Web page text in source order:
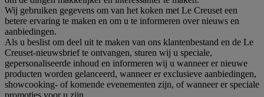
Wij gebruiken gegevens om van het koken met Le Creuset een
betere ervaring te maken en om u te informeren over nieuws en
aanbiedingen.
Als u beslist om deel uit te maken van ons klantenbestand en de Le
Creuset-nieuwsbrief te ontvangen, sturen wij u speciale,
gepersonaliseerde inhoud en informeren wij u wanneer er nieuwe
producten worden gelanceerd, wanneer er exclusieve aanbiedingen,
showcooking- of komende evenementen zijn, of wanneer er speciale
promoties voor u zijn.